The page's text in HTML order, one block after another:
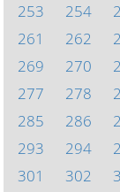
253
254
261
262
269
270
277
278
285
286
293
294
301
302